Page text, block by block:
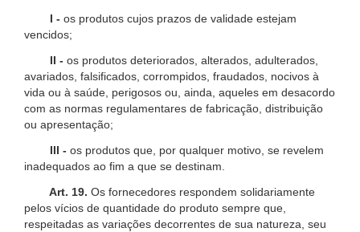
I - os produtos cujos prazos de validade estejam
vencidos;
II - os produtos deteriorados, alterados, adulterados,
avariados, falsificados, corrompidos, fraudados, nocivos à
vida ou à saúde, perigosos ou, ainda, aqueles em desacordo
com as normas regulamentares de fabricação, distribuição
ou apresentação;
III - os produtos que, por qualquer motivo, se revelem
inadequados ao fim a que se destinam.
Art. 19. Os fornecedores respondem solidariamente
pelos vícios de quantidade do produto sempre que,
respeitadas as variações decorrentes de sua natureza, seu